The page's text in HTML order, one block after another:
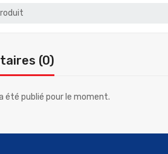
(0)
été publié pour le moment.